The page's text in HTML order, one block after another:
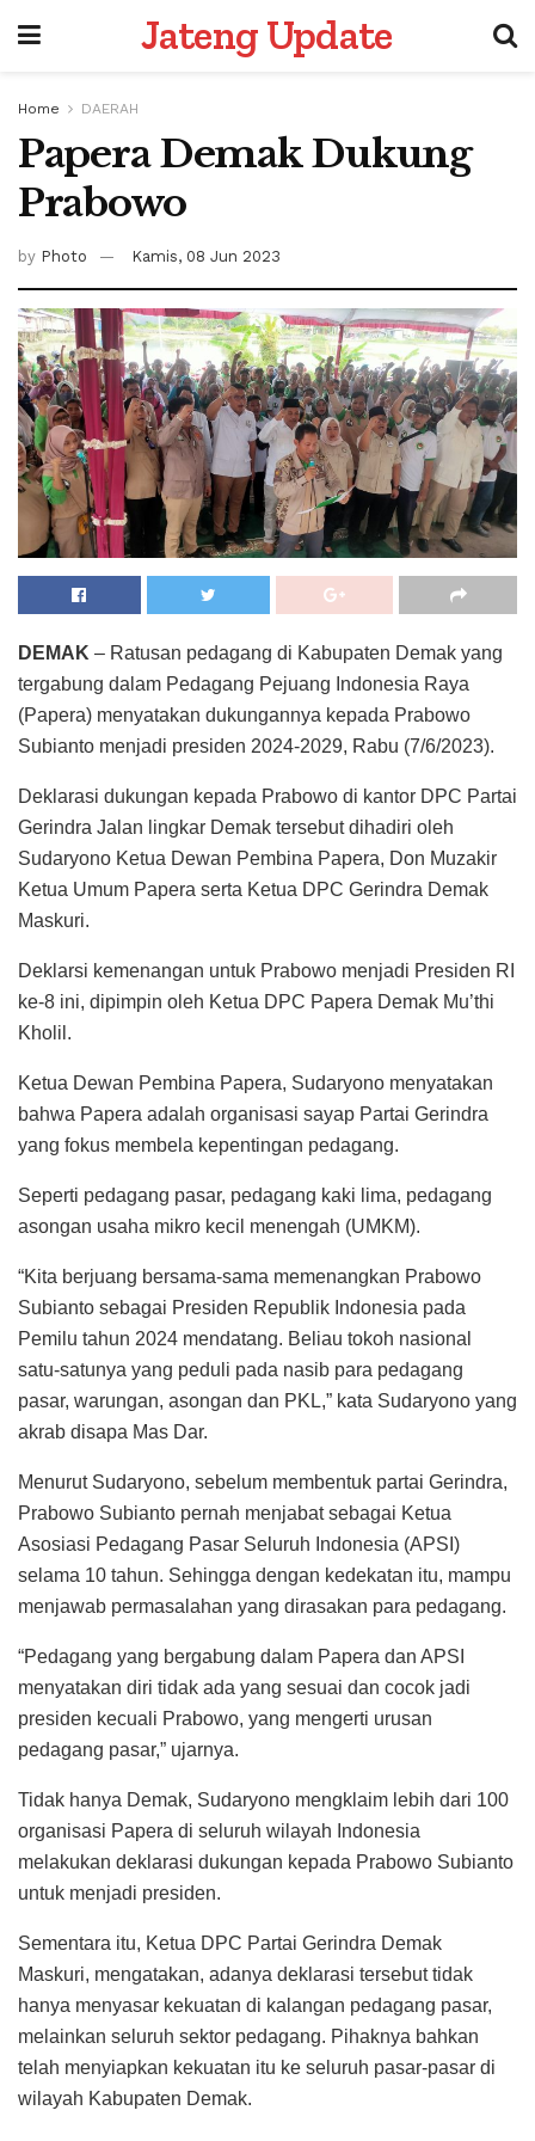
Jateng Update
Home DAERAH
Papera Demak Dukung
Prabowo
by Photo Kamis, 08 Jun 2023
DEMAK – Ratusan pedagang di Kabupaten Demak yang
tergabung dalam Pedagang Pejuang Indonesia Raya
(Papera) menyatakan dukungannya kepada Prabowo
Subianto menjadi presiden 2024-2029, Rabu (7/6/2023).
Deklarasi dukungan kepada Prabowo di kantor DPC Partai
Gerindra Jalan lingkar Demak tersebut dihadiri oleh
Sudaryono Ketua Dewan Pembina Papera, Don Muzakir
Ketua Umum Papera serta Ketua DPC Gerindra Demak
Maskuri.
Deklarsi kemenangan untuk Prabowo menjadi Presiden RI
ke-8 ini, dipimpin oleh Ketua DPC Papera Demak Mu’thi
Kholil.
Ketua Dewan Pembina Papera, Sudaryono menyatakan
bahwa Papera adalah organisasi sayap Partai Gerindra
yang fokus membela kepentingan pedagang.
Seperti pedagang pasar, pedagang kaki lima, pedagang
asongan usaha mikro kecil menengah (UMKM).
“Kita berjuang bersama-sama memenangkan Prabowo
Subianto sebagai Presiden Republik Indonesia pada
Pemilu tahun 2024 mendatang. Beliau tokoh nasional
satu-satunya yang peduli pada nasib para pedagang
pasar, warungan, asongan dan PKL,” kata Sudaryono yang
akrab disapa Mas Dar.
Menurut Sudaryono, sebelum membentuk partai Gerindra,
Prabowo Subianto pernah menjabat sebagai Ketua
Asosiasi Pedagang Pasar Seluruh Indonesia (APSI)
selama 10 tahun. Sehingga dengan kedekatan itu, mampu
menjawab permasalahan yang dirasakan para pedagang.
“Pedagang yang bergabung dalam Papera dan APSI
menyatakan diri tidak ada yang sesuai dan cocok jadi
presiden kecuali Prabowo, yang mengerti urusan
pedagang pasar,” ujarnya.
Tidak hanya Demak, Sudaryono mengklaim lebih dari 100
organisasi Papera di seluruh wilayah Indonesia
melakukan deklarasi dukungan kepada Prabowo Subianto
untuk menjadi presiden.
Sementara itu, Ketua DPC Partai Gerindra Demak
Maskuri, mengatakan, adanya deklarasi tersebut tidak
hanya menyasar kekuatan di kalangan pedagang pasar,
melainkan seluruh sektor pedagang. Pihaknya bahkan
telah menyiapkan kekuatan itu ke seluruh pasar-pasar di
wilayah Kabupaten Demak.